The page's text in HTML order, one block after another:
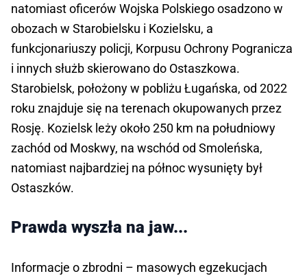
natomiast oficerów Wojska Polskiego osadzono w
obozach w Starobielsku i Kozielsku, a
funkcjonariuszy policji, Korpusu Ochrony Pogranicza
i innych służb skierowano do Ostaszkowa.
Starobielsk, położony w pobliżu Ługańska, od 2022
roku znajduje się na terenach okupowanych przez
Rosję. Kozielsk leży około 250 km na południowy
zachód od Moskwy, na wschód od Smoleńska,
natomiast najbardziej na północ wysunięty był
Ostaszków.
Prawda wyszła na jaw...
Informacje o zbrodni – masowych egzekucjach